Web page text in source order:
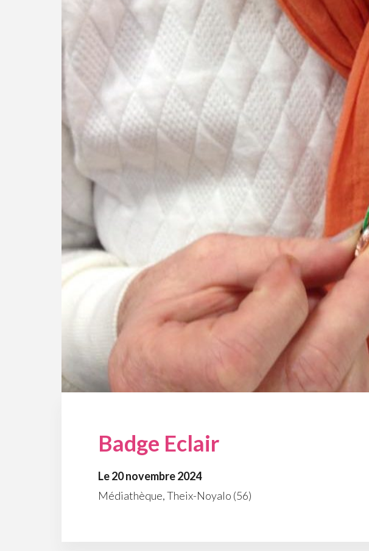
Badge Eclair
Le 20 novembre 2024
Médiathèque, Theix-Noyalo (56)